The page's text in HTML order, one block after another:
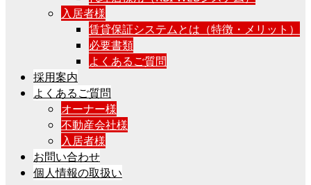
入居者様
賃貸保証システムとは（特徴・メリット）
必要書類
よくあるご質問
採用案内
よくあるご質問
オーナー様
不動産会社様
入居者様
お問い合わせ
個人情報の取扱い